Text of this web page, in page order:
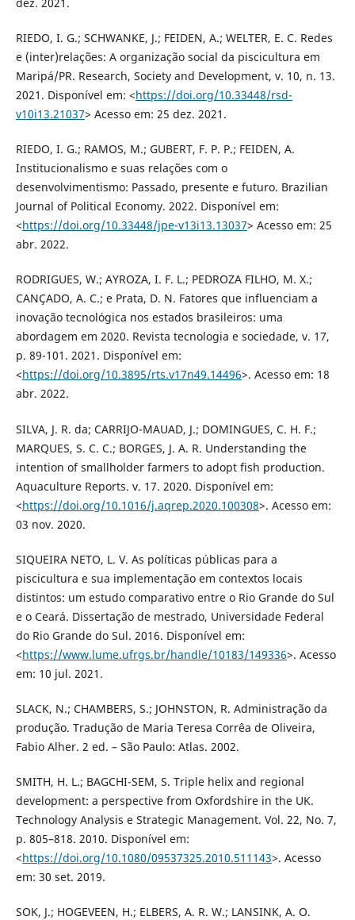
dez. 2021.
RIEDO, I. G.; SCHWANKE, J.; FEIDEN, A.; WELTER, E. C. Redes
e (inter)relações: A organização social da piscicultura em
Maripá/PR. Research, Society and Development, v. 10, n. 13.
2021. Disponível em: <https://doi.org/10.33448/rsd-
v10i13.21037> Acesso em: 25 dez. 2021.
RIEDO, I. G.; RAMOS, M.; GUBERT, F. P. P.; FEIDEN, A.
Institucionalismo e suas relações com o
desenvolvimentismo: Passado, presente e futuro. Brazilian
Journal of Political Economy. 2022. Disponível em:
<https://doi.org/10.33448/jpe-v13i13.13037> Acesso em: 25
abr. 2022.
RODRIGUES, W.; AYROZA, I. F. L.; PEDROZA FILHO, M. X.;
CANÇADO, A. C.; e Prata, D. N. Fatores que influenciam a
inovação tecnológica nos estados brasileiros: uma
abordagem em 2020. Revista tecnologia e sociedade, v. 17,
p. 89-101. 2021. Disponível em:
<https://doi.org/10.3895/rts.v17n49.14496>. Acesso em: 18
abr. 2022.
SILVA, J. R. da; CARRIJO-MAUAD, J.; DOMINGUES, C. H. F.;
MARQUES, S. C. C.; BORGES, J. A. R. Understanding the
intention of smallholder farmers to adopt fish production.
Aquaculture Reports. v. 17. 2020. Disponível em:
<https://doi.org/10.1016/j.aqrep.2020.100308>. Acesso em:
03 nov. 2020.
SIQUEIRA NETO, L. V. As políticas públicas para a
piscicultura e sua implementação em contextos locais
distintos: um estudo comparativo entre o Rio Grande do Sul
e o Ceará. Dissertação de mestrado, Universidade Federal
do Rio Grande do Sul. 2016. Disponível em:
<https://www.lume.ufrgs.br/handle/10183/149336>. Acesso
em: 10 jul. 2021.
SLACK, N.; CHAMBERS, S.; JOHNSTON, R. Administração da
produção. Tradução de Maria Teresa Corrêa de Oliveira,
Fabio Alher. 2 ed. – São Paulo: Atlas. 2002.
SMITH, H. L.; BAGCHI-SEM, S. Triple helix and regional
development: a perspective from Oxfordshire in the UK.
Technology Analysis e Strategic Management. Vol. 22, No. 7,
p. 805–818. 2010. Disponível em:
<https://doi.org/10.1080/09537325.2010.511143>. Acesso
em: 30 set. 2019.
SOK, J.; HOGEVEEN, H.; ELBERS, A. R. W.; LANSINK, A. O.